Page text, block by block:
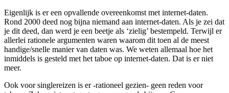
Eigenlijk is er een opvallende overeenkomst met internet-daten.
Rond 2000 deed nog bijna niemand aan internet-daten. Als je zei dat
je dit deed, dan werd je een beetje als ‘zielig’ bestempeld. Terwijl er
allerlei rationele argumenten waren waarom dit toen al de meest
handige/snelle manier van daten was. We weten allemaal hoe het
inmiddels is gesteld met het taboe op internet-daten. Dat is er niet
meer.
Ook voor singlereizen is er -rationeel gezien- geen reden voor